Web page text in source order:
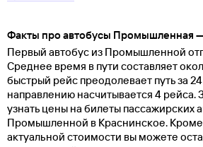
Факты про автобусы Промышленная
Первый автобус из Промышленной
Среднее время в пути составляет
быстрый рейс преодолевает путь за
направлению насчитывается 4 рейса.
узнать цены на билеты пассажирских
Промышленной в Краснинское.
актуальной стоимости вы можете